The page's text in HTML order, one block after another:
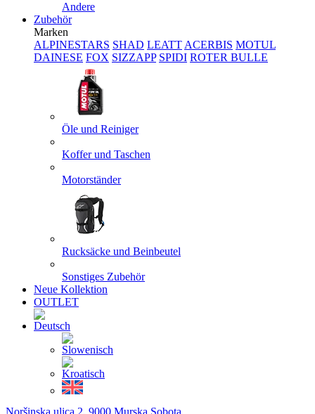
Andere
Zubehör
Marken
ALPINESTARS SHAD LEATT ACERBIS MOTUL
DAINESE FOX SIZZAPP SPIDI ROTER BULLE
Öle und Reiniger
Koffer und Taschen
Motorständer
Rucksäcke und Beinbeutel
Sonstiges Zubehör
Neue Kollektion
OUTLET
Noršinska ulica 2, 9000 Murska Sobota